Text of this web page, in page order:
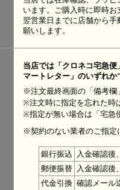
います。ご購入時に即時お
翌営業日までに店舗から手
願いします。
当店では「クロネコ宅急
マートレター」のいずれか
※注文最終画面の「備考欄
※注文時に指定を忘れた時
※指定が無い場合は「宅急
※契約のない業者のご指定
銀行振込
入金確認後
郵便振替
入金確認後
代金引換 確認メール